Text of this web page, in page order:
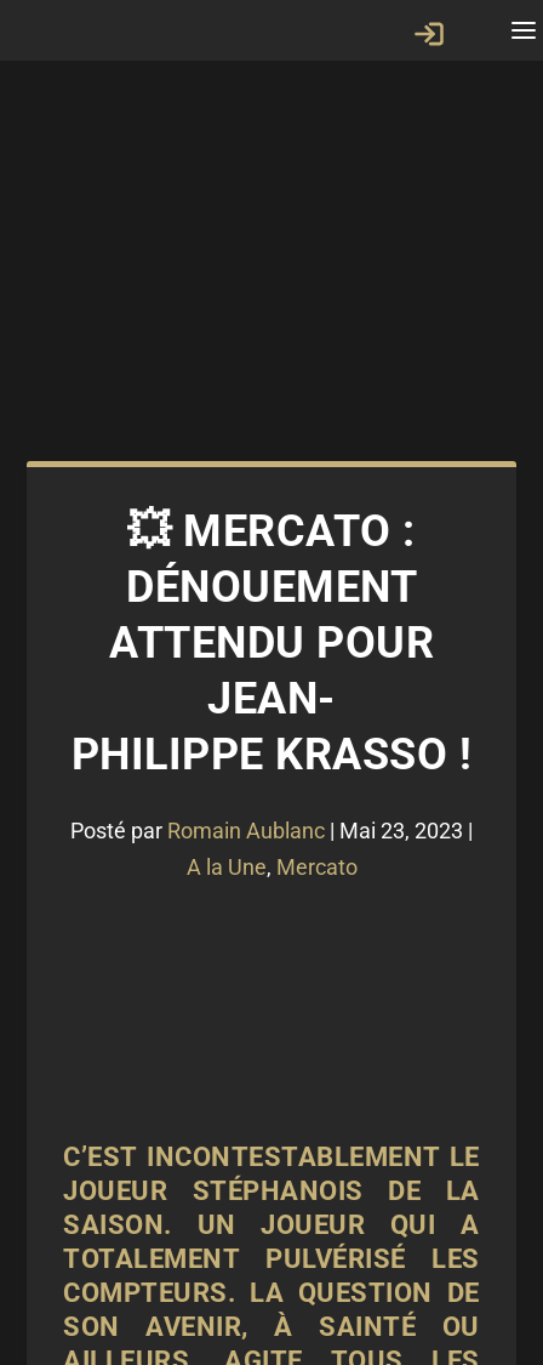
💥 MERCATO :
DÉNOUEMENT
ATTENDU POUR
JEAN-
PHILIPPE KRASSO !
Posté par Romain Aublanc | Mai 23, 2023 |
A la Une, Mercato
C’EST INCONTESTABLEMENT LE
JOUEUR STÉPHANOIS DE LA
SAISON. UN JOUEUR QUI A
TOTALEMENT PULVÉRISÉ LES
COMPTEURS. LA QUESTION DE
SON AVENIR, À SAINTÉ OU